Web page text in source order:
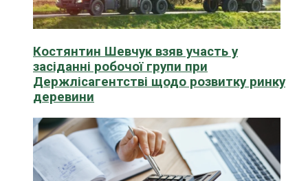
Костянтин Шевчук взяв участь у
засіданні робочої групи при
Держлісагентстві щодо розвитку ринку
деревини